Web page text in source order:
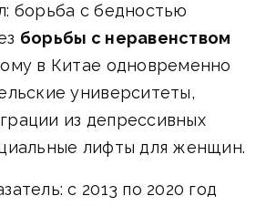
борьба с бедностью
борьбы с неравенством
в Китае одновременно
университеты,
из депрессивных
лифты для женщин.
с 2013 по 2020 год